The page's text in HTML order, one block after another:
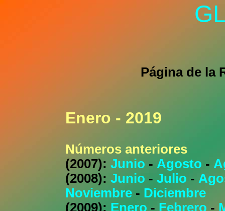
Página de la
Enero - 2019
Números anteriores
(2007): Junio - Agosto -
(2008): Junio - Julio -
Noviembre - Diciembre
(2009): Enero - Febrero -